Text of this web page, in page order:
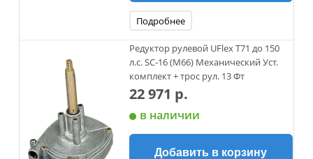
Подробнее
Редуктор рулевой UFlex T71 до 150
л.с. SC-16 (M66) Механический Уст.
комплект + трос рул. 13 Фт
22 971 р.
в наличии
Добавить в корзину